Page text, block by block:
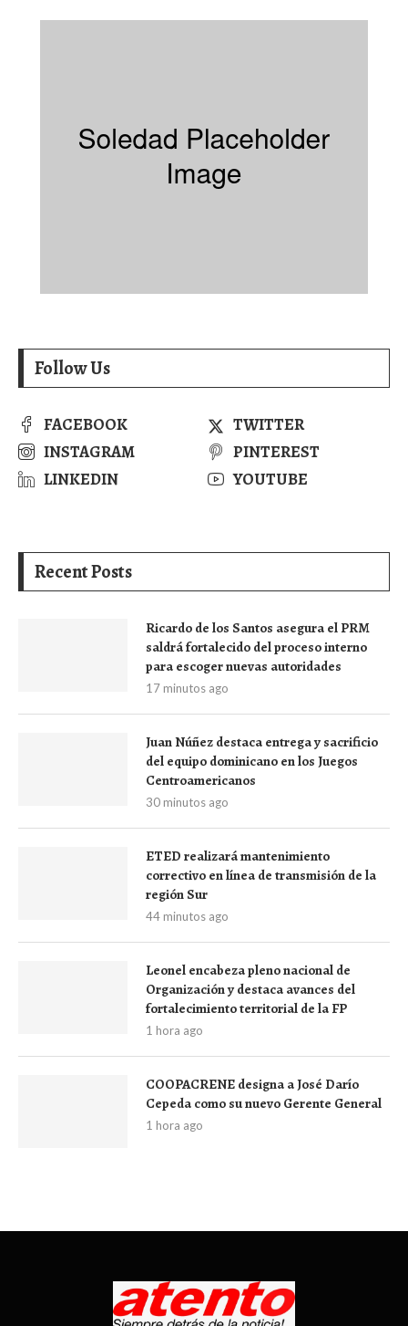
Follow Us
FACEBOOK
TWITTER
INSTAGRAM
PINTEREST
LINKEDIN
YOUTUBE
Recent Posts
Ricardo de los Santos asegura el PRM
saldrá fortalecido del proceso interno
para escoger nuevas autoridades
17 minutos ago
Juan Núñez destaca entrega y sacrificio
del equipo dominicano en los Juegos
Centroamericanos
30 minutos ago
ETED realizará mantenimiento
correctivo en línea de transmisión de la
región Sur
44 minutos ago
Leonel encabeza pleno nacional de
Organización y destaca avances del
fortalecimiento territorial de la FP
1 hora ago
COOPACRENE designa a José Darío
Cepeda como su nuevo Gerente General
1 hora ago